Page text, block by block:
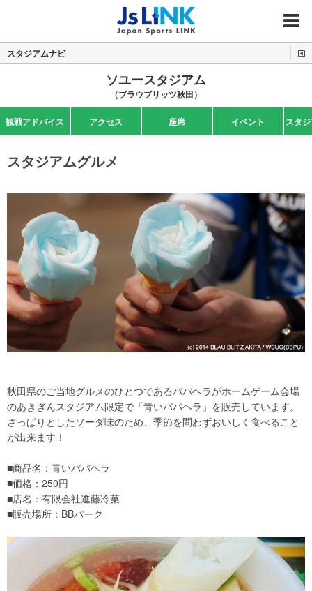
MENU
スタジアムナビ
ソユースタジアム
（ブラウブリッツ秋田）
観戦アドバイス アクセス 座席 イベント スタ
スタジアムグルメ
秋田県のご当地グルメのひとつであるババヘラがホームゲーム会場
のあきぎんスタジアム限定で「青いババヘラ」を販売しています。
さっぱりとしたソーダ味のため、季節を問わずおいしく食べること
が出来ます！
■商品名：青いババヘラ
■価格：250円
■店名：有限会社進藤冷菓
■販売場所：BBパーク